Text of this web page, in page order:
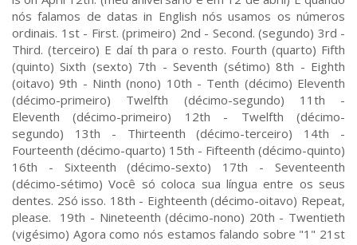
nós falamos de datas in English nós usamos os números
ordinais. 1st - First. (primeiro) 2nd - Second. (segundo) 3rd -
Third. (terceiro) E daí th para o resto. Fourth (quarto) Fifth
(quinto) Sixth (sexto) 7th - Seventh (sétimo) 8th - Eighth
(oitavo) 9th - Ninth (nono) 10th - Tenth (décimo) Eleventh
(décimo-primeiro) Twelfth (décimo-segundo) 11th -
Eleventh (décimo-primeiro) 12th - Twelfth (décimo-
segundo) 13th - Thirteenth (décimo-terceiro) 14th -
Fourteenth (décimo-quarto) 15th - Fifteenth (décimo-quinto)
16th - Sixteenth (décimo-sexto) 17th - Seventeenth
(décimo-sétimo) Você só coloca sua língua entre os seus
dentes. 2Só isso. 18th - Eighteenth (décimo-oitavo) Repeat,
please. 19th - Nineteenth (décimo-nono) 20th - Twentieth
(vigésimo) Agora como nós estamos falando sobre "1" 21st